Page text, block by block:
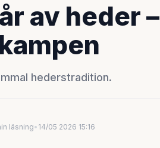
av heder –
hederstradition.
läsning• 14/05 2026 15:16